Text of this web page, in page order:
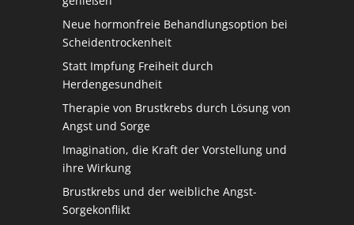
Neue hormonfreie Behandlungsoption bei
Scheidentrockenheit
Statt Impfung Freiheit durch
Herdengesundheit
Therapie von Brustkrebs durch Lösung von
Angst und Sorge
Imagination, die Kraft der Vorstellung und
ihre Wirkung
Brustkrebs und der weibliche Angst-
Sorgekonflikt